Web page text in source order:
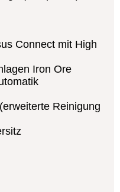
Connect mit High
Iron Ore
Reinigung